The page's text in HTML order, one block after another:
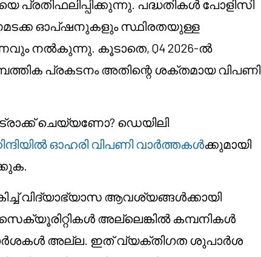
പ്രതിഫലിപ്പിക്കുന്നു. പദ്ധതികൾ പോളിസി
ഓപ്ഷനുകളും സ്ഥിരതയുള്ള
നൽകുന്നു. കൂടാതെ, Q4 2026-ൽ
പ്രകടനം അതിന്റെ ശക്തമായ വിപണി
ചെയ്യണോ? ഡെയിലി
ഓഹരി വിപണി വാർത്തകൾക്കുമായി
വിദ്യാഭ്യാസ ആവശ്യങ്ങൾക്കായി
അല്ലെങ്കിൽ കമ്പനികൾ
അല്ല. ഇത് വ്യക്തിഗത ശുപാർശ